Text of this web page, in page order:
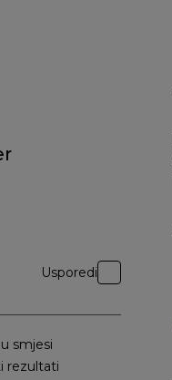
Usporedi
smjesi
rezultati